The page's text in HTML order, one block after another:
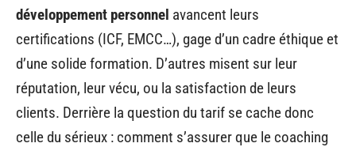
développement personnel avancent leurs
certifications (ICF, EMCC…), gage d’un cadre éthique et
d’une solide formation. D’autres misent sur leur
réputation, leur vécu, ou la satisfaction de leurs
clients. Derrière la question du tarif se cache donc
celle du sérieux : comment s’assurer que le coaching